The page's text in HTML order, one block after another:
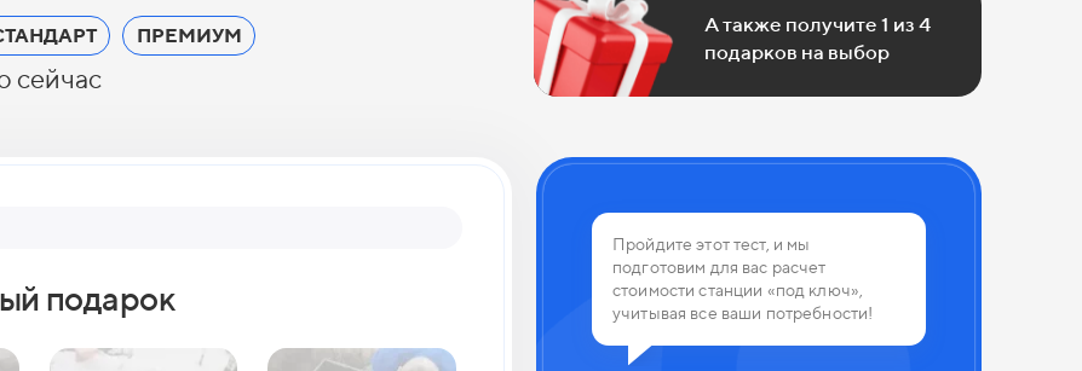
ПРЕМИУМ
сейчас
А также получите 1 из 4
подарков на выбор
подарок Как планируете использовать
Пройдите этот тест, и мы
подготовим для вас расчет
стоимости станции «под ключ»,
учитывая все ваши потребности!